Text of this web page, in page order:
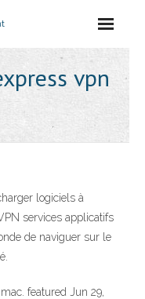
vpn
logiciels à
services applicatifs
de naviguer sur le
featured Jun 29,